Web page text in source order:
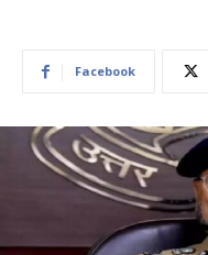
Facebook